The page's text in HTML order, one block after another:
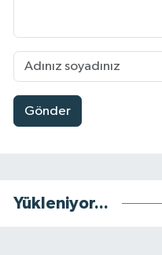
Gönder
Yükleniyor...